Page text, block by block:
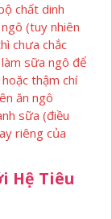
chất dinh
(tuy nhiên
chưa chắc
sữa ngô để
thậm chí
ăn ngô
sữa (điều
riêng của
Hệ Tiêu